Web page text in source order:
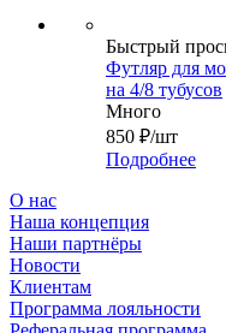
Быстрый
Футляр для
на 4/8 тубусов
Много
850 ₽/шт
Подробнее
О нас
Наша концепция
Наши партнёры
Новости
Клиентам
Программа лояльности